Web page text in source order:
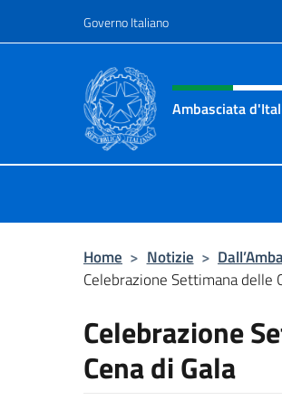
Governo Italiano
Intestazione sito,
Ambasciata
Home > Notizie >
Celebrazione Settimana delle
Celebrazione
Cena di Gala